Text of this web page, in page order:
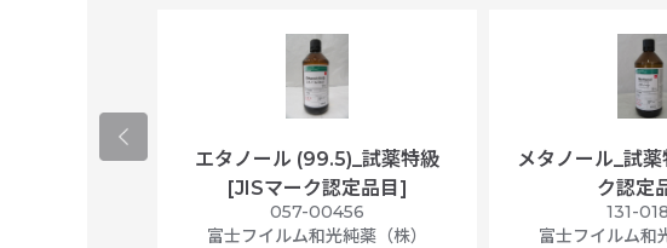
エタノール (99.5)_試薬特級
[JISマーク認定品目]
057-00456
富士フイルム和光純薬（株）
メタノール_試
ク認定
131-
富士フイルム和